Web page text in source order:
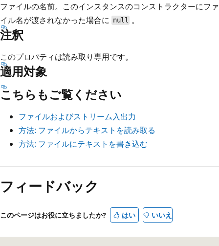
ファイルの名前。このインスタンスのコンストラクターにファ
イル名が渡されなかった場合に null 。
注釈
このプロパティは読み取り専用です。
適用対象
こちらもご覧ください
ファイルおよびストリーム入出力
方法: ファイルからテキストを読み取る
方法: ファイルにテキストを書き込む
読
取
モ
フィードバック
このページはお役に立ちましたか? はい いいえ